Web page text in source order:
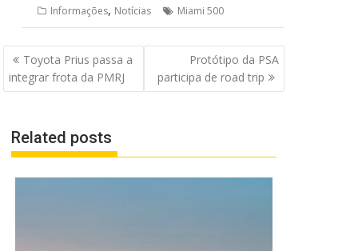
Informações, Notícias Miami 500
Navegação
de
Post
Toyota Prius passa a
integrar frota da PMRJ
Protótipo da PSA
participa de road trip
Related posts